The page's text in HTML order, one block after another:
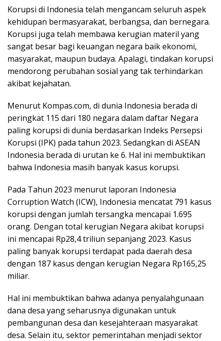
Korupsi di Indonesia telah mengancam seluruh aspek
kehidupan bermasyarakat, berbangsa, dan bernegara.
Korupsi juga telah membawa kerugian materil yang
sangat besar bagi keuangan negara baik ekonomi,
masyarakat, maupun budaya. Apalagi, tindakan korupsi
mendorong perubahan sosial yang tak terhindarkan
akibat kejahatan.
Menurut Kompas.com, di dunia Indonesia berada di
peringkat 115 dari 180 negara dalam daftar Negara
paling korupsi di dunia berdasarkan Indeks Persepsi
Korupsi (IPK) pada tahun 2023. Sedangkan di ASEAN
Indonesia berada di urutan ke 6. Hal ini membuktikan
bahwa Indonesia masih banyak kasus korupsi.
Pada Tahun 2023 menurut laporan Indonesia
Corruption Watch (ICW), Indonesia mencatat 791 kasus
korupsi dengan jumlah tersangka mencapai 1.695
orang. Dengan total kerugian Negara akibat korupsi
ini mencapai Rp28,4 triliun sepanjang 2023. Kasus
paling banyak korupsi terdapat pada daerah desa
dengan 187 kasus dengan kerugian Negara Rp165,25
miliar.
Hal ini membuktikan bahwa adanya penyalahgunaan
dana desa yang seharusnya digunakan untuk
pembangunan desa dan kesejahteraan masyarakat
desa. Selain itu, sektor pemerintahan menjadi sektor